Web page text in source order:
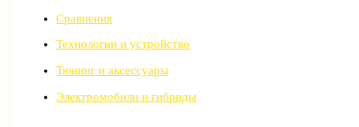
Сравнения
Технологии и устройство
Тюнинг и аксессуары
Электромобили и гибриды